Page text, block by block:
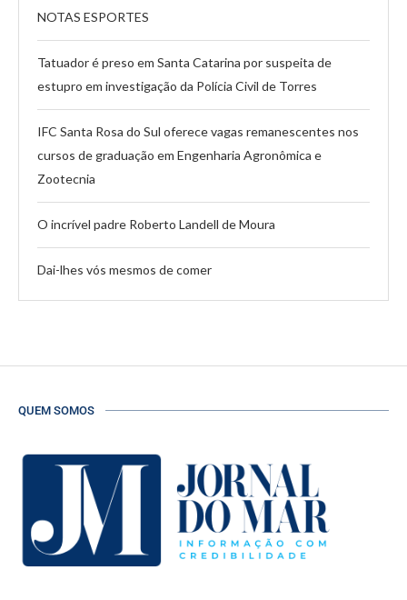
NOTAS ESPORTES
Tatuador é preso em Santa Catarina por suspeita de
estupro em investigação da Polícia Civil de Torres
IFC Santa Rosa do Sul oferece vagas remanescentes nos
cursos de graduação em Engenharia Agronômica e
Zootecnia
O incrível padre Roberto Landell de Moura
Dai-lhes vós mesmos de comer
QUEM SOMOS